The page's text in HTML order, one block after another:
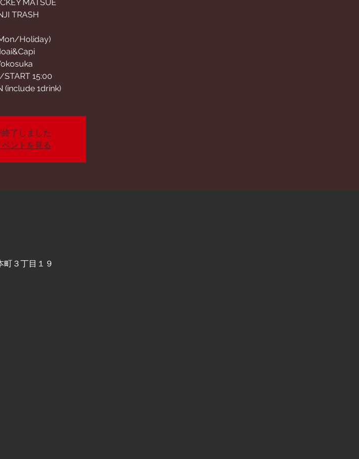
MATSUE
TRASH
Holiday)
START 15:00
(include 1drink)
終了しました
ントを見る
３丁目１９